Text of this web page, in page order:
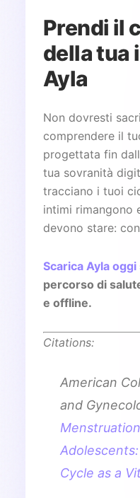
Prendi il
della tua
Ayla
Non dovresti
comprendere il
progettata fin
tua sovranità
tracciano i tuoi
intimi rimangono
devono stare:
Scarica Ayla
percorso di
e offline.
Citations:
American
and
Cycle as a